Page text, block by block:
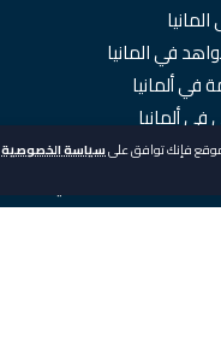
فإنك توافق علىسياسة الخصوصية
في المانيا
في ألمانيا
في ألمانيا
الالمانية بالرباط
وقانون التجنيس في المانيا
الالمانية في المغرب